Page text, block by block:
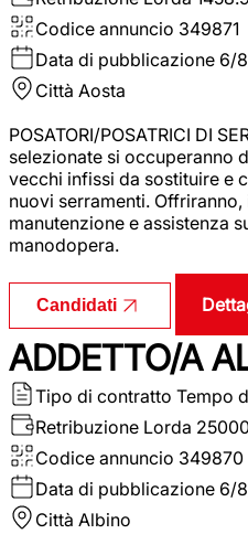
Codice annuncio 349871
Data di pubblicazione 6/
Città Aosta
POSATORI/POSATRICI DI
selezionate si occuperanno
vecchi infissi da sostituire e
nuovi serramenti.
manutenzione e assistenza
manodopera.
Candidati
ADDETTO/A
Tipo di contratto Tempo
Retribuzione Lorda
Codice annuncio 349870
Data di pubblicazione 6/
Città Albino